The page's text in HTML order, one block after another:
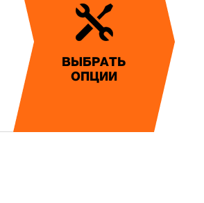
ВЫБРАТЬ
ОПЦИИ